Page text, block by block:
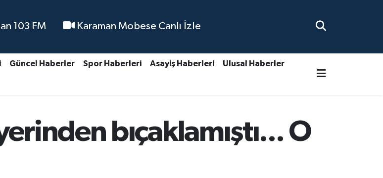
103 FM Karaman Mobese Canlı İzle
Güncel Haberler Spor Haberleri Asayiş Haberleri Ulusal Haberler
bıçaklamıştı... O